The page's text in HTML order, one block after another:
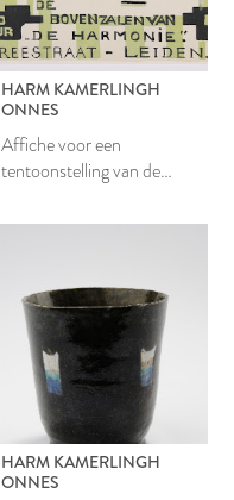
HARM KAMERLINGH
ONNES
Affiche voor een
tentoonstelling van de
Sphinx
HARM KAMERLINGH
ONNES